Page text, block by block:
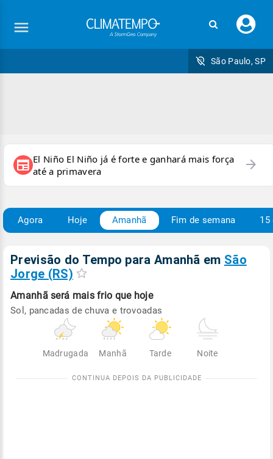
seu
São Paulo, SP
newspaper El Niño El Niño já é forte e ganhará mais força
até a primavera
arrow_forward
Agora Hoje Amanhã Fim de semana 15
Previsão do Tempo para Amanhã em São
Jorge (RS)
Amanhã será mais frio que hoje
Sol, pancadas de chuva e trovoadas
Madrugada Manhã Tarde Noite